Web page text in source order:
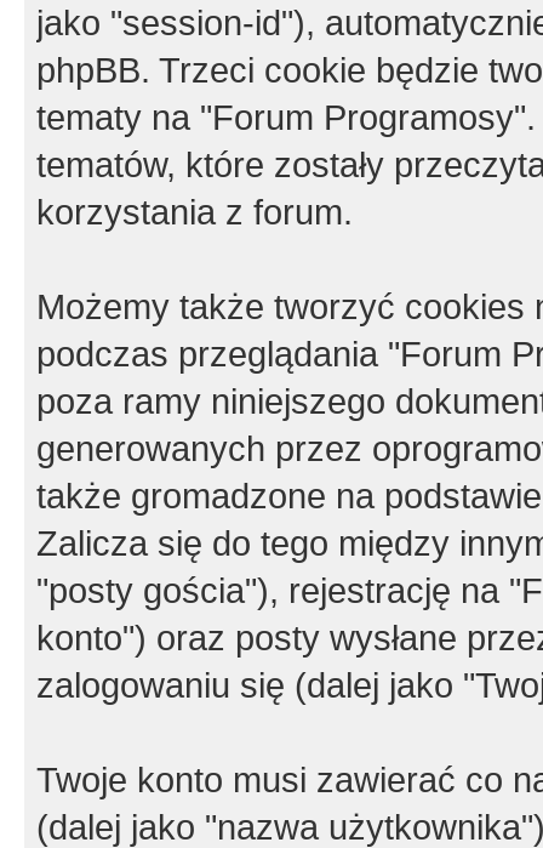
jako "session-id"),
phpBB. Trzeci cookie będzie
tematy na "Forum
tematów, które zostały
korzystania z forum.
Możemy także tworzyć cookies
podczas przeglądania "Forum
poza ramy niniejszego
generowanych przez
także gromadzone na
Zalicza się do tego między
"posty gościa"), rejestrację na
konto") oraz posty wysłane
zalogowaniu się (dalej jako
Twoje konto musi zawierać co
(dalej jako "nazwa